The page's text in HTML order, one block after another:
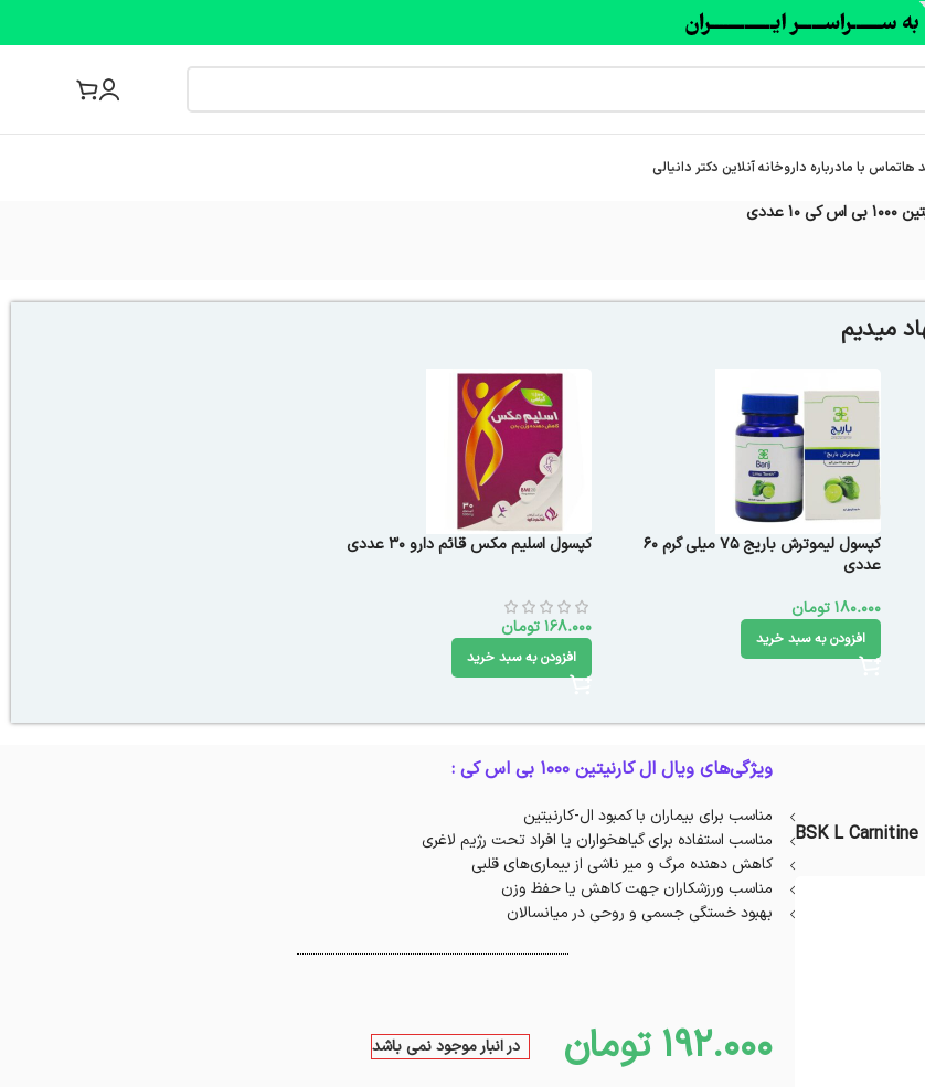
هاتماس با مادرباره‌ داروخانه آنلاین دکتر دانیالی
عددی
میدیم
کپسول لیموترش باریج 75 میلی گرم 60
عددی
180.000 تومان
افزودن به سبد خرید
کپسول اسلیم مکس قائم دارو 30 عددی
168.000 تومان
افزودن به سبد خرید
BSK L Carnitine
ویژگی‌های ویال ال کارنیتین 1000 بی اس کی :
مناسب برای بیماران با کمبود ال-کارنیتین
مناسب استفاده برای گیاهخواران یا افراد تحت رژیم لاغری
کاهش دهنده مرگ و میر ناشی از بیماری‌های قلبی
مناسب ورزشکاران جهت کاهش یا حفظ وزن
بهبود خستگی جسمی و روحی در میانسالان
192.000 تومان در انبار موجود نمی باشد